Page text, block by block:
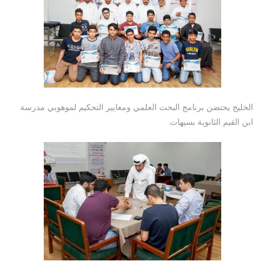
الخليج يحتضن برنامج البحث العلمي ومعايير التحكيم لموهوبي مدرسة
ابن القيم الثانوية بسيهات